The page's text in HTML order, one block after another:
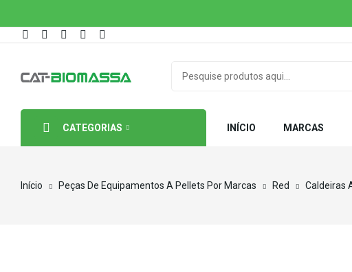
CATEGORIAS INÍCIO MARCAS
Início Peças De Equipamentos A Pellets Por Marcas Red Caldeiras